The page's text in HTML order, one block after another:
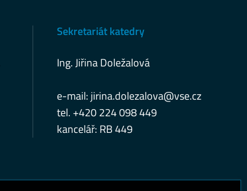
Sekretariát katedry
Ing. Jiřina Doležalová
e-mail: jirina.dolezalova@vse.cz
tel. +420 224 098 449
kancelář: RB 449